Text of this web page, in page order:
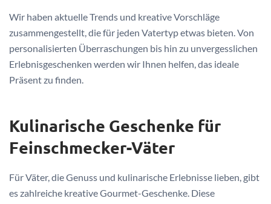
Wir haben aktuelle Trends und kreative Vorschläge
zusammengestellt, die für jeden Vatertyp etwas bieten. Von
personalisierten Überraschungen bis hin zu unvergesslichen
Erlebnisgeschenken werden wir Ihnen helfen, das ideale
Präsent zu finden.
Kulinarische Geschenke für
Feinschmecker-Väter
Für Väter, die Genuss und kulinarische Erlebnisse lieben, gibt
es zahlreiche kreative Gourmet-Geschenke. Diese